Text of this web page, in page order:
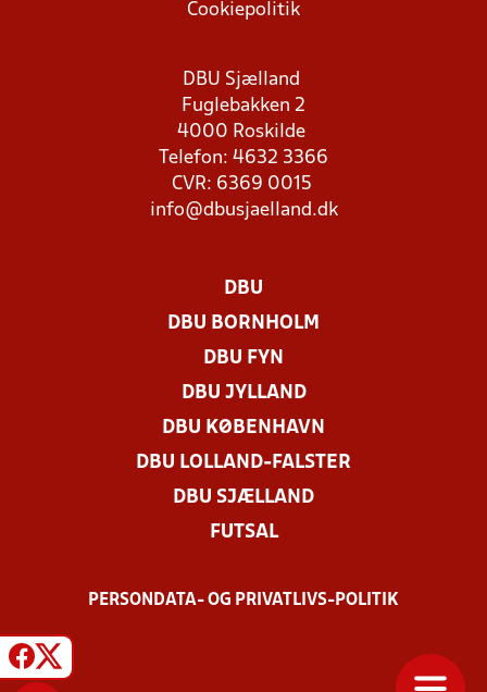
Cookiepolitik
DBU Sjælland
Fuglebakken 2
4000 Roskilde
Telefon: 4632 3366
CVR: 6369 0015
info@dbusjaelland.dk
DBU
DBU BORNHOLM
DBU FYN
DBU JYLLAND
DBU KØBENHAVN
DBU LOLLAND-FALSTER
DBU SJÆLLAND
FUTSAL
PERSONDATA- OG PRIVATLIVS-POLITIK